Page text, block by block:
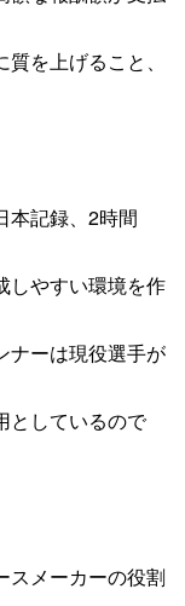
を上げること、
記録、 2時間
しやすい環境を作
ナーは現役選手が
としているので
スメーカーの役割